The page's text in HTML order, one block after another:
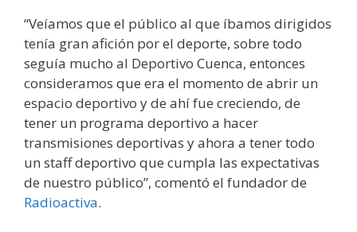
“Veíamos que el público al que íbamos dirigidos
tenía gran afición por el deporte, sobre todo
seguía mucho al Deportivo Cuenca, entonces
consideramos que era el momento de abrir un
espacio deportivo y de ahí fue creciendo, de
tener un programa deportivo a hacer
transmisiones deportivas y ahora a tener todo
un staff deportivo que cumpla las expectativas
de nuestro público”, comentó el fundador de
Radioactiva.